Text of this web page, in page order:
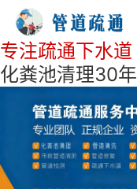
专注疏通下水道
化粪池清理30年